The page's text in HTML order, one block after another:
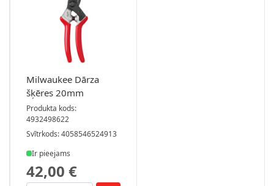
Milwaukee Dārza
šķēres 20mm
Produkta kods:
4932498622
Svītrkods: 4058546524913
Ir pieejams
42,00 €